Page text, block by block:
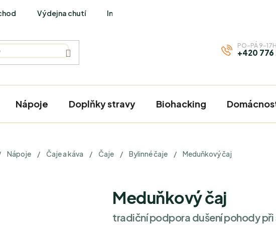
Výdejna chutí Interviews
PO-PÁ 9-17H
+420 776
Nápoje Doplňky stravy Biohacking
Nápoje / Čaje a káva / Čaje / Bylinné čaje / Meduňkový čaj
Meduňkový čaj
tradiční podpora dušení pohody při